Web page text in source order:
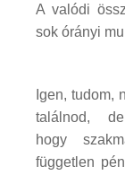
A valódi
sok órányi
Igen, tudom,
találnod,
hogy
független